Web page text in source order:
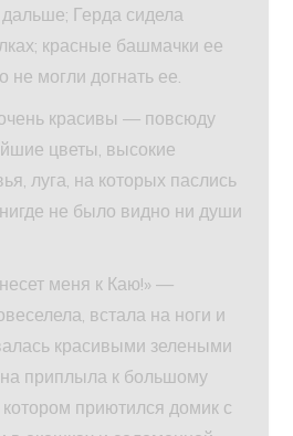
Герда сидела
красные башмачки ее
не могли догнать ее.
красивы — повсюду
цветы, высокие
луга, на которых паслись
не было видно ни души
меня к Каю!» —
встала на ноги и
красивыми зелеными
приплыла к большому
приютился домик с